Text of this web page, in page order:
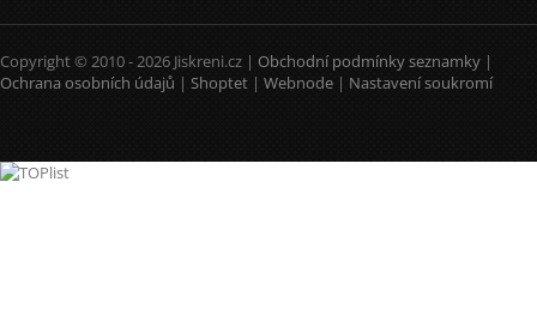
Copyright © 2010 - 2026 Jiskreni.cz | Obchodní podmínky seznamky |
Ochrana osobních údajů | Shoptet | Webnode | Nastavení soukromí